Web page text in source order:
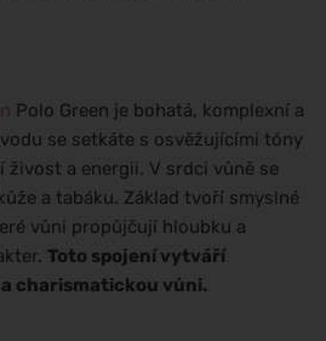
Polo Green je bohatá, komplexní a
se setkáte s osvěžujícími tóny
živost a energii. V srdci vůně se
a tabáku. Základ tvoří smyslné
vůni propůjčují hloubku a
Toto spojení vytváří
charismatickou vůni.